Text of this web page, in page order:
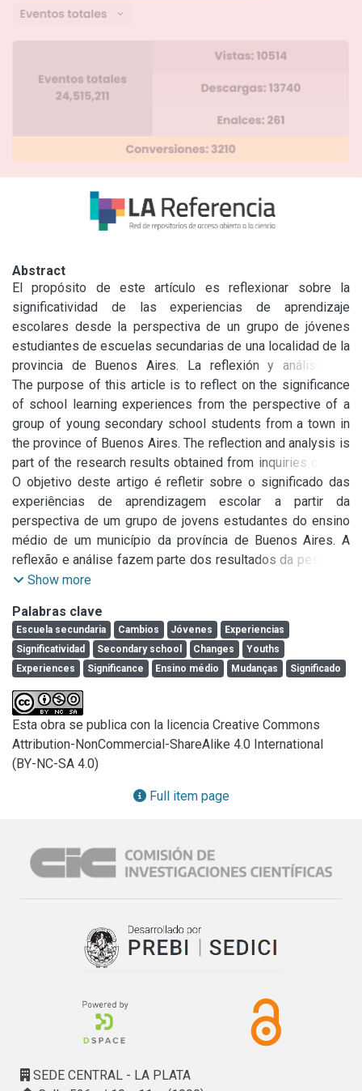
Abstract
El propósito de este artículo es reflexionar sobre la
significatividad de las experiencias de aprendizaje
escolares desde la perspectiva de un grupo de jóvenes
estudiantes de escuelas secundarias de una localidad de la
provincia de Buenos Aires. La reflexión y análisis se
enmarca en resultados de investigación obtenidos de
indagaciones realizadas antes y durante la pandemia de
Covid-19. Las mismas pretenden atender a las condiciones
de producción de los aprendizajes escolares que son
identificadas, por la población estudiantil, como promotoras
de significatividad. Sus voces se constituyen en datos
relevantes para problematizar el encuentro pedagógico en
los tiempos contemporáneos poniendo el acento en la
dimensión intersubjetiva y cultural que dan sentido a la
experiencia escolar.
The purpose of this article is to reflect on the significance
of school learning experiences from the perspective of a
group of young secondary school students from a town in
the province of Buenos Aires. The reflection and analysis is
part of the research results obtained from inquiries carried
out before and during the Covid-19 pandemic. They seek to
address the production conditions of school learning that
are identified by the student population as promoters of
significance. Their voices become relevant data to
problematize the pedagogical encounter in contemporary
times, emphasizing the intersubjective and cultural
O objetivo deste artigo é refletir sobre o significado das
experiências de aprendizagem escolar a partir da
perspectiva de um grupo de jovens estudantes do ensino
médio de um município da província de Buenos Aires. A
reflexão e análise fazem parte dos resultados da pesquisa
obtidos em inquéritos realizados antes e durante a
produção da aprendizagem escolar que são apontadas pela
população estudantil como promotoras de significados.
Suas vozes constituem dados relevantes para
problematizar o encontro pedagógico na
contemporaneidade, enfatizando a dimensão intersubjetiva
e cultural que dá sentido à experiência escolar.
Show more
Palabras clave
Escuela secundaria Cambios Jóvenes
Experiencias
Significatividad
Secondary school Changes
Youths
Experiences
Significance Ensino médio Mudanças Significado
Esta obra se publica con la licencia Creative Commons
Attribution-NonCommercial-ShareAlike 4.0 International
(BY-NC-SA 4.0)
Full item page
SEDE CENTRAL - LA PLATA